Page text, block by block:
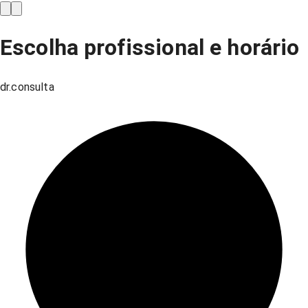
Escolha profissional e horário
dr.consulta